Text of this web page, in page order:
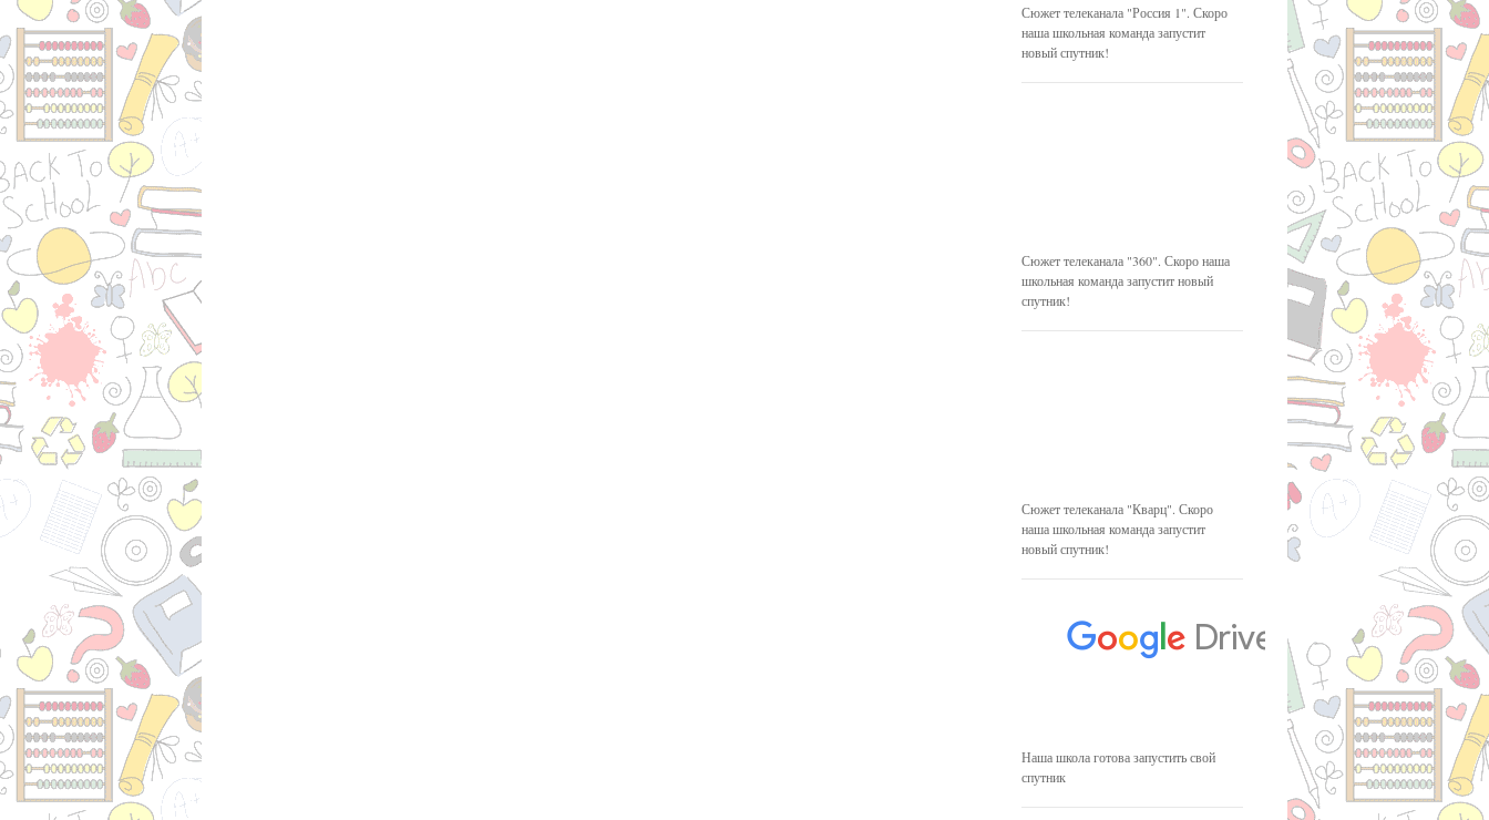
Сюжет телеканала "Россия 1". Скоро
наша школьная команда запустит
новый спутник!
Сюжет телеканала "360". Скоро наша
школьная команда запустит новый
спутник!
Сюжет телеканала "Кварц". Скоро
наша школьная команда запустит
новый спутник!
Наша школа готова запустить свой
спутник